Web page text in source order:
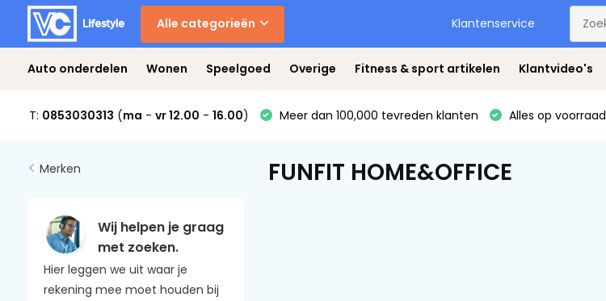
Alle categorieën Klantenservice
Auto onderdelen Wonen Speelgoed Overige Fitness & sport artikelen Klantvideo's
T: 0853030313 (ma - vr 12.00 - 16.00) Meer dan 100,000 tevreden klanten Alles op voorraad
Merken
Wij helpen je graag
met zoeken.
Hier leggen we uit waar je
rekening mee moet houden bij
FUNFIT HOME&OFFICE